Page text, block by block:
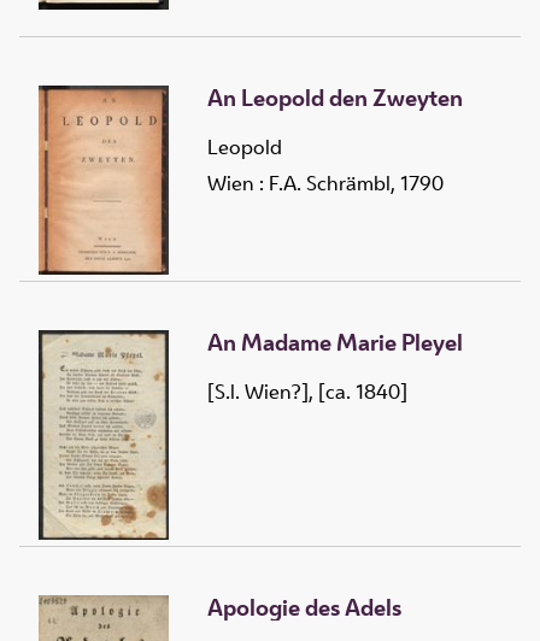
An Leopold den Zweyten
Leopold
Wien : F.A. Schrämbl, 1790
An Madame Marie Pleyel
[S.l. Wien?], [ca. 1840]
Apologie des Adels